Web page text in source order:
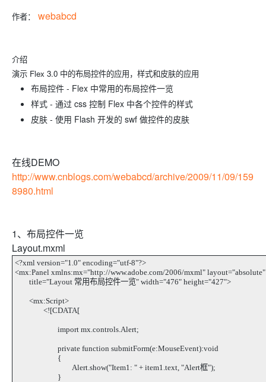
作者： webabcd
介绍
演示 Flex 3.0 中的布局控件的应用，样式和皮肤的应用
布局控件 - Flex 中常用的布局控件一览
样式 - 通过 css 控制 Flex 中各个控件的样式
皮肤 - 使用 Flash 开发的 swf 做控件的皮肤
在线DEMO
http://www.cnblogs.com/webabcd/archive/2009/11/09/159
8980.html
1、布局控件一览
Layout.mxml
<?xml version="1.0" encoding="utf-8"?>
<mx:Panel xmlns:mx="http://www.adobe.com/2006/mxml"
title="Layout 常用布局控件一览" width="476" height="427">
<mx:Script>
<![CDATA[
import mx.controls.Alert;
private function submitForm(e:MouseEvent):void
{
Alert.show("Item1: " + item1.text, "Alert框");
}